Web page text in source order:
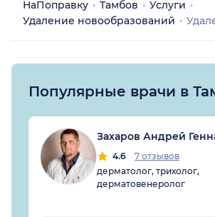
НаПоправку Тамбов
Услуги
Удаление новообразований
Популярные врачи в
Захаров Андрей
4.6
7 отзывов
дерматолог, трихолог,
дерматовенеролог